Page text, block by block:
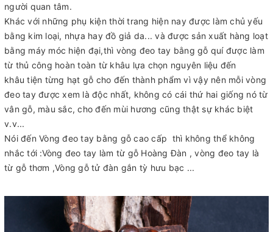
người quan tâm.
Khác với những phụ kiện thời trang hiện nay được làm chủ yếu
bằng kim loại, nhựa hay đồ giả da... và được sản xuất hàng loạt
bằng máy móc hiện đại,thì vòng đeo tay bằng gỗ quí được làm
từ thủ công hoàn toàn từ khâu lựa chọn nguyên liệu đến
khâu tiện từng hạt gỗ cho đến thành phẩm vì vậy nên mỗi vòng
đeo tay được xem là độc nhất, không có cái thứ hai giống nó từ
vân gỗ, màu sắc, cho đến mùi hương cũng thật sự khác biệt
v.v...
Nói đến Vòng đeo tay bằng gỗ cao cấp thì không thể không
nhắc tới :Vòng đeo tay làm từ gỗ Hoàng Đàn , vòng đeo tay là
từ gỗ thơm ,Vòng gỗ tử đàn gắn tỳ hưu bạc ...